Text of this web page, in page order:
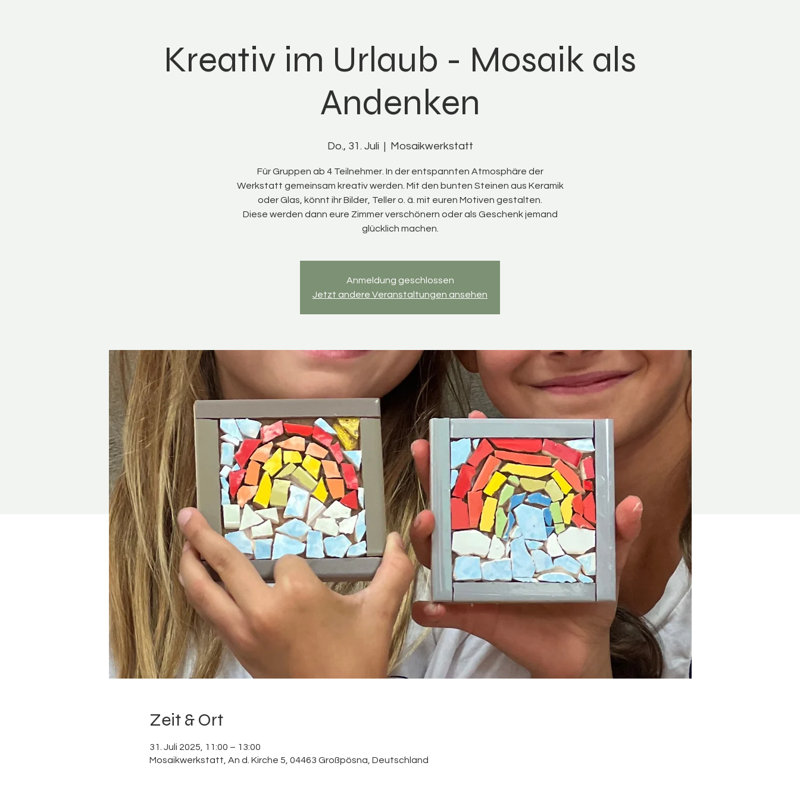
Kreativ im Urlaub - Mosaik als
Andenken
Do., 31. Juli
  |
Mosaikwerkstatt
Für Gruppen ab 4 Teilnehmer. In der entspannten Atmosphäre der
Werkstatt gemeinsam kreativ werden. Mit den bunten Steinen aus Keramik
oder Glas, könnt ihr Bilder, Teller o. ä. mit euren Motiven gestalten.
Diese werden dann eure Zimmer verschönern oder als Geschenk jemand
glücklich machen.
Anmeldung geschlossen
Jetzt andere Veranstaltungen ansehen
Zeit & Ort
31. Juli 2025, 11:00 – 13:00
Mosaikwerkstatt, An d. Kirche 5, 04463 Großpösna, Deutschland